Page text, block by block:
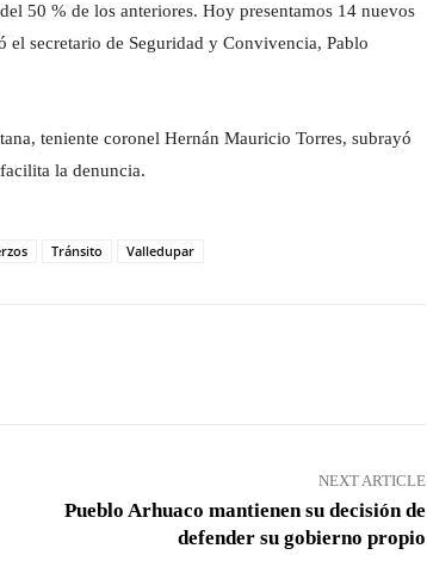
50 % de los anteriores. Hoy presentamos 14 nuevos
secretario de Seguridad y Convivencia, Pablo
teniente coronel Hernán Mauricio Torres, subrayó
la denuncia.
Tránsito Valledupar
NEXT ARTICLE
Pueblo Arhuaco mantienen su decisión de
defender su gobierno propio